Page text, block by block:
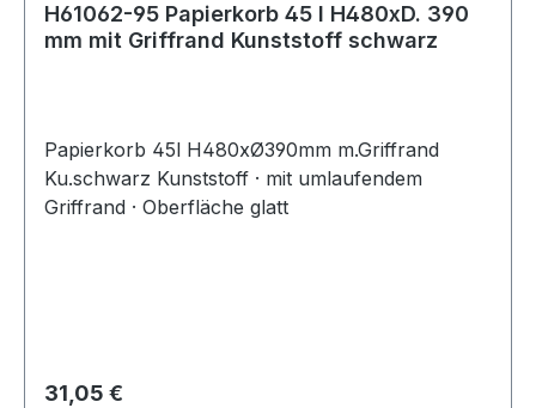
H61062-95 Papierkorb 45 l H480xD. 390
mm mit Griffrand Kunststoff schwarz
Papierkorb 45l H480xØ390mm m.Griffrand
Ku.schwarz Kunststoff · mit umlaufendem
Griffrand · Oberfläche glatt
Regulärer Preis:
31,05 €